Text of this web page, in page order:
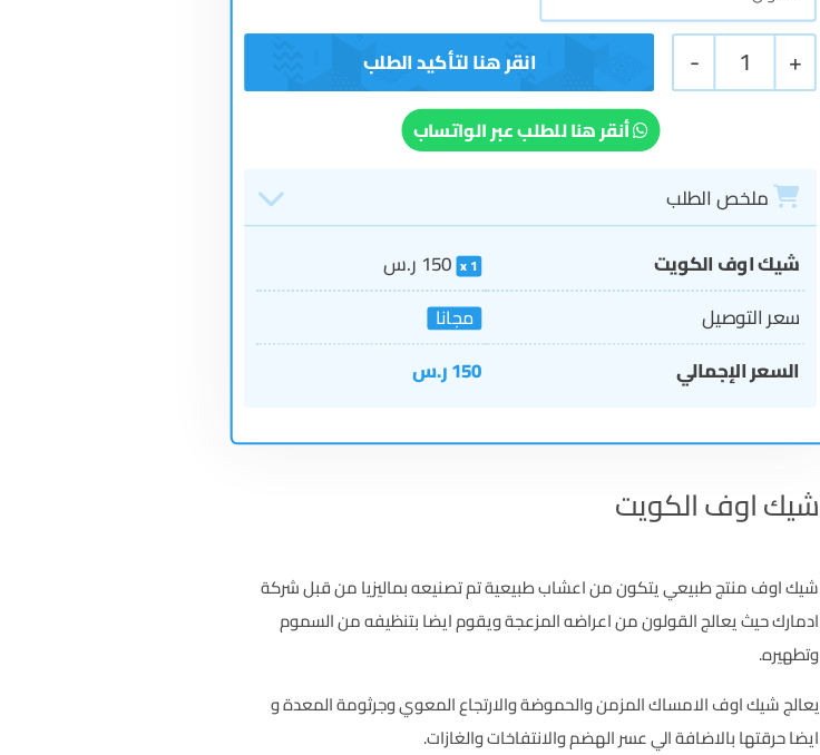
+
1
-
أنقر هنا للطلب عبر الواتساب
ملخص الطلب
شيك اوف الكويت 1
150 ر.س
سعر التوصيل مجانا
السعر الإجمالي 150ر.س
شيك اوف الكويت
شيك اوف منتج طبيعي يتكون من اعشاب طبيعية تم تصنيعه بماليزيا من قبل شركة
ادمارك حيث يعالج القولون من اعراضه المزعجة ويقوم ايضا بتنظيفه من السموم
وتطهيره.
يعالج شيك اوف الامساك المزمن والحموضة والارتجاع المعوي وجرثومة المعدة و
ايضا حرقتها بالاضافة الي عسر الهضم والانتفاخات والغازات.